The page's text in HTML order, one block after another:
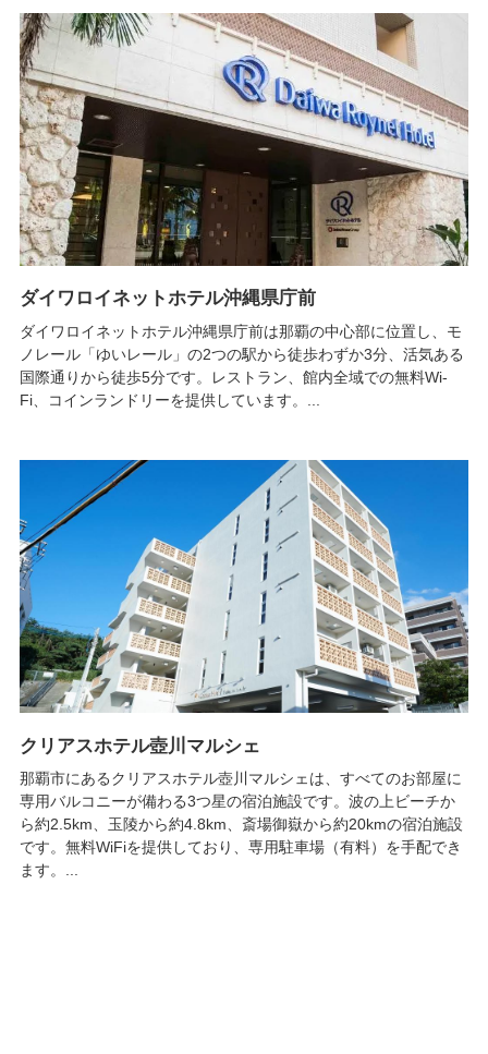
ダイワロイネットホテル沖縄県庁前
ダイワロイネットホテル沖縄県庁前は那覇の中心部に位置し、モ
ノレール「ゆいレール」の2つの駅から徒歩わずか3分、活気ある
国際通りから徒歩5分です。レストラン、館内全域での無料Wi-
Fi、コインランドリーを提供しています。...
クリアスホテル壺川マルシェ
那覇市にあるクリアスホテル壺川マルシェは、すべてのお部屋に
専用バルコニーが備わる3つ星の宿泊施設です。波の上ビーチか
ら約2.5km、玉陵から約4.8km、斎場御嶽から約20kmの宿泊施設
です。無料WiFiを提供しており、専用駐車場（有料）を手配でき
ます。...